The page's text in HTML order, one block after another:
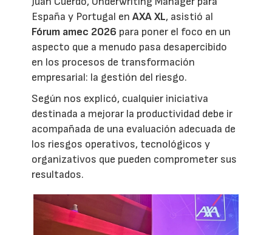
España y Portugal enAXA XL, asistió al
Fórum amec 2026 para poner el foco en un
aspecto que a menudo pasa desapercibido
en los procesos de transformación
empresarial: la gestión del riesgo.
Según nos explicó, cualquier iniciativa
destinada a mejorar la productividad debe ir
acompañada de una evaluación adecuada de
los riesgos operativos, tecnológicos y
organizativos que pueden comprometer sus
resultados.